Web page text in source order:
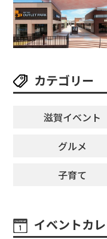
カテゴリー
滋賀イベント
グルメ
子育て
イベントカ